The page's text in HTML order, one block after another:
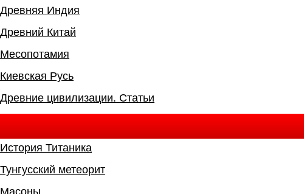
Древняя Индия
Древний Китай
Месопотамия
Киевская Русь
Древние цивилизации. Статьи
История Титаника
Тунгусский метеорит
Масоны